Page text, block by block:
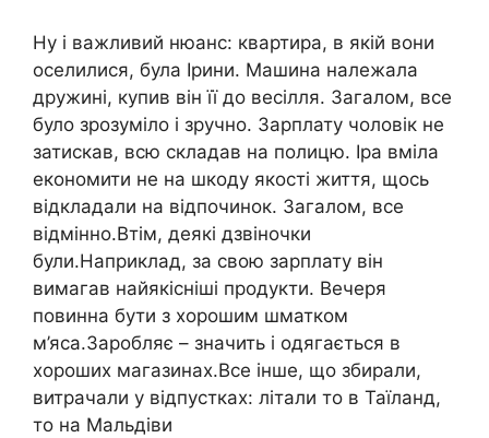
Ну і важливий нюанс: квартира, в якій вони
оселилися, була Ірини. Машина належала
дружині, купив він її до весілля. Загалом, все
було зрозуміло і зручно. Зарплату чоловік не
затискав, всю складав на полицю. Іра вміла
економити не на шкоду якості життя, щось
відкладали на відпочинок. Загалом, все
відмінно.Втім, деякі дзвіночки
були.Наприклад, за свою зарплату він
вимагав найякісніші продукти. Вечеря
повинна бути з хорошим шматком
м’яса.Заробляє – значить і одягається в
хороших магазинах.Все інше, що збирали,
витрачали у відпустках: літали то в Таїланд,
то на Мальдіви